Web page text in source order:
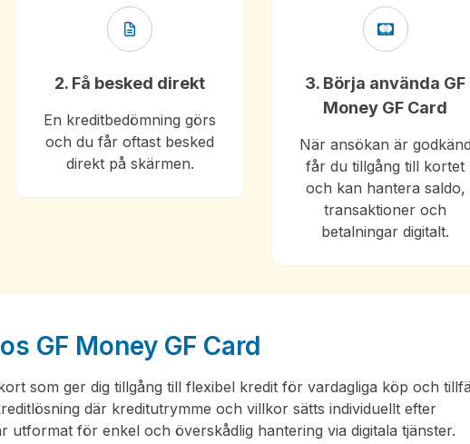
2. Få besked direkt
En kreditbedömning görs
och du får oftast besked
direkt på skärmen.
3. Börja använda GF
Money GF Card
När ansökan är
får du tillgång till kortet
och kan hantera saldo,
transaktioner och
betalningar digitalt.
GF Money GF Card
som ger dig tillgång till flexibel kredit för vardagliga köp och
där kreditutrymme och villkor sätts individuellt efter
utformat för enkel och överskådlig hantering via digitala tjänster.